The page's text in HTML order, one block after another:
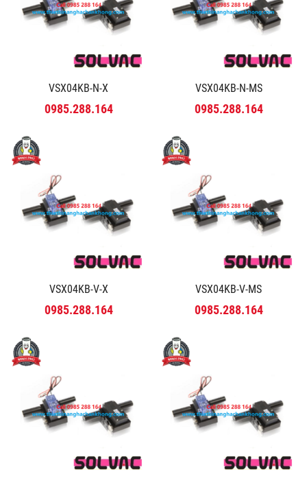
VSX04KB-N-X
0985.288.164
VSX04KB-N-MS
0985.288.164
VSX04KB-V-X
0985.288.164
VSX04KB-V-MS
0985.288.164